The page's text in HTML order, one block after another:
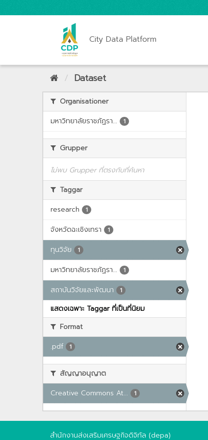
City Data Platform
Dataset
Organisationer
มหาวิทยาลัยราชภัฏรา...
1
Grupper
ไม่พบ Grupper ที่ตรงกับที่ค้นหา
Taggar
research
1
จังหวัดฉะเชิงเทรา 1
ทุนวิจัย 1
มหาวิทยาลัยราชภัฏรา... 1
สถาบันวิจัยและพัฒนา 1
แสดงเฉพาะ Taggar ที่เป็นที่นิยม
Format
.pdf
1
สัญญาอนุญาต
Creative Commons At...
1
สำนักงานส่งเสริมเศรษฐกิจดิจิทัล (depa)